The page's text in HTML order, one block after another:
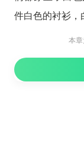
件白色的衬衫，
的时候都要打
服，再化了这么
本